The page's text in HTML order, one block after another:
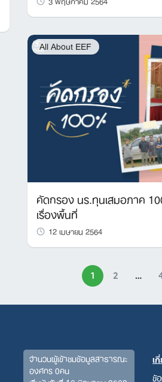
for:
All About EEF
คัดกรอง นร.ทุนเสมอภาค
เรื่องพื้นที่
12 เมษายน 2564
1 2 …
จำนวนผู้เข้าชมข้อมูลสาธารณะ
องค์กร 0คน
เ
ข้